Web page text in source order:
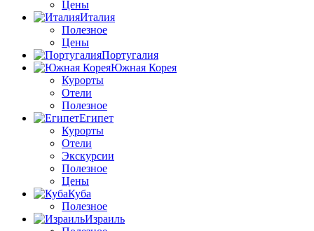
Цены
Италия
Полезное
Цены
Португалия
Южная Корея
Курорты
Отели
Полезное
Египет
Курорты
Отели
Экскурсии
Полезное
Цены
Куба
Полезное
Израиль